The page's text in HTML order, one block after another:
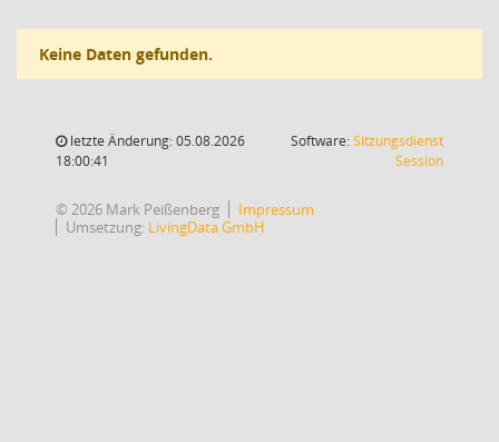
Keine Daten gefunden.
letzte Änderung: 05.08.2026
18:00:41
Software:Sitzungsdienst
Session(Wird in
© 2026 Mark Peißenberg
Impressum
Umsetzung: LivingData GmbH